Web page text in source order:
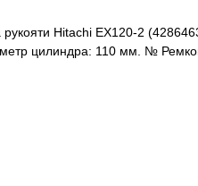
Hitachi EX120-2
цилиндра: 110 мм. №